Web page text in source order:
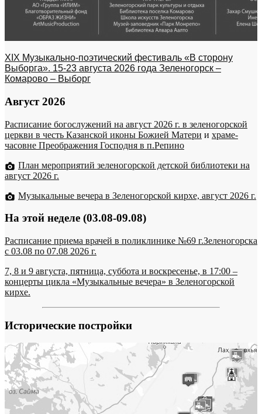
XIX Музыкально-поэтический фестиваль «В сторону
Выборга». 15-23 августа 2026 года Зеленогорск –
Комарово – Выборг
Август 2026
Расписание богослужений на август 2026 г. в зеленогорской
церкви в честь Казанской иконы Божией Матери и храме-
часовне Преображения Господня в п.Репино
План мероприятий зеленогорской детской библиотеки на
август 2026 г.
Музыкальные вечера в Зеленогорской кирхе, август 2026 г.
На этой неделе (03.08-09.08)
Расписание приема врачей в поликлинике №69 г.Зеленогорска
c 03.08 по 07.08 2026 г.
7, 8 и 9 августа, пятница, суббота и воскресенье, в 17:00 –
концерты цикла «Музыкальные вечера» в Зеленогорской
кирхе.
Исторические постройки